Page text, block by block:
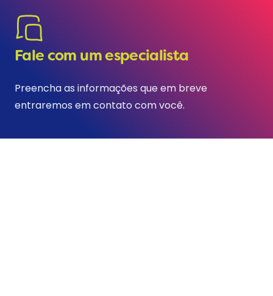
Fale com um especialista
Preencha as informações que em breve
entraremos em contato com você.